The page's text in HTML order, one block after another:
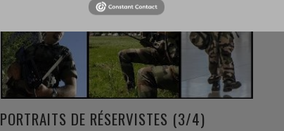
PORTRAITS DE RÉSERVISTES (3/4)